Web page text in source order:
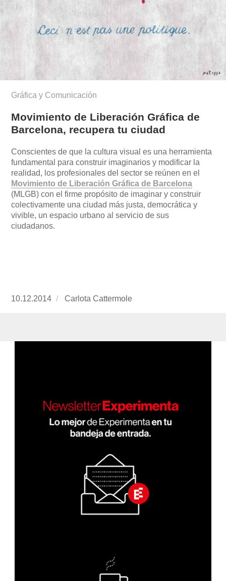
Gráfica y Comunicación
Movimiento de Liberación Gráfica de
Barcelona, recupera tu ciudad
Conscientes de que la cultura visual es una herramienta
fundamental para construir imaginarios y modificar la
realidad, los profesionales del sector se reúnen en el
Movimiento de Liberación Gráfica de Barcelona
(MLGB) con el firme propósito de imaginar y construir
colectivamente una ciudad más justa, democrática y
vivible, un espacio urbano al servicio de sus
ciudadanos.
Publicado
10.12.2014 https://www.experimenta.es/author/
Carlota Cattermole